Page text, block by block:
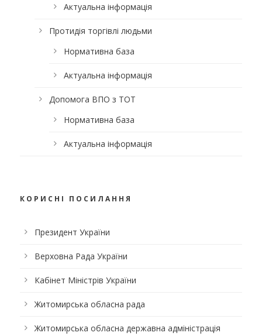
Актуальна інформація
Протидія торгівлі людьми
Нормативна база
Актуальна інформація
Допомога ВПО з ТОТ
Нормативна база
Актуальна інформація
КОРИСНІ ПОСИЛАННЯ
Президент України
Верховна Рада України
Кабінет Міністрів України
Житомирська обласна рада
Житомирська обласна державна адміністрація